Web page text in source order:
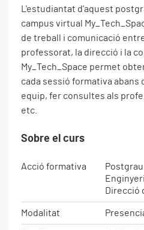
L'estudiantat d'aquest
campus virtual
de treball i comunicació
professorat, la direcció i la
My_Tech_Space permet
cada sessió formativa abans
equip, fer consultes als
etc.
Sobre el curs
Acció formativa
Direcció
Modalitat